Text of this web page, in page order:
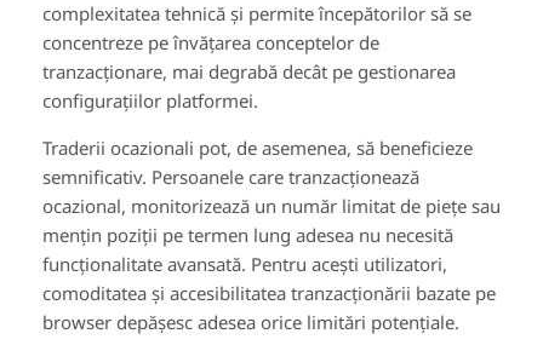
complexitatea tehnică și permite începătorilor să se
concentreze pe învățarea conceptelor de
tranzacționare, mai degrabă decât pe gestionarea
configurațiilor platformei.
Traderii ocazionali pot, de asemenea, să beneficieze
semnificativ. Persoanele care tranzacționează
ocazional, monitorizează un număr limitat de piețe sau
mențin poziții pe termen lung adesea nu necesită
funcționalitate avansată. Pentru acești utilizatori,
comoditatea și accesibilitatea tranzacționării bazate pe
browser depășesc adesea orice limitări potențiale.